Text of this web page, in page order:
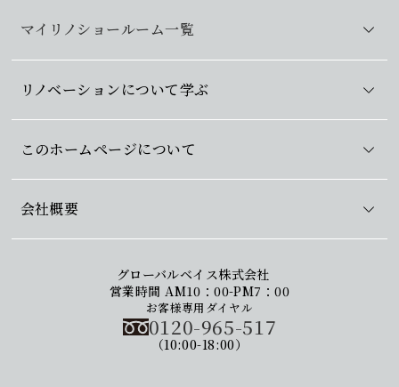
マイリノショールーム一覧
リノベーションについて学ぶ
このホームページについて
会社概要
グローバルベイス株式会社
営業時間 AM10：00-PM7：00
お客様専用ダイヤル
0120-965-517
（10:00-18:00）